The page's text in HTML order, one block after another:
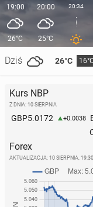
19:00
26°C
Dziś 26°C
20:00
25°C
20:34
Kurs NBP
Z DNIA: 10 SIERPNIA
GBP5.0172 +0.0038
Forex
AKTUALIZACJA: 10 SIERPNIA, 19:30